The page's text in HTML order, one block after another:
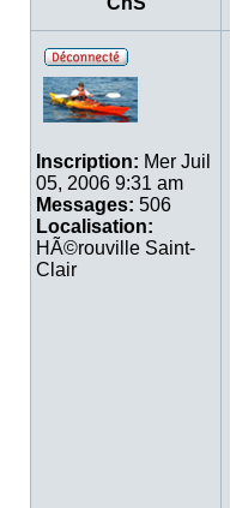
Inscription: Mer Juil
05, 2006 9:31 am
Messages: 506
Localisation:
HÃ©rouville Saint-
Clair